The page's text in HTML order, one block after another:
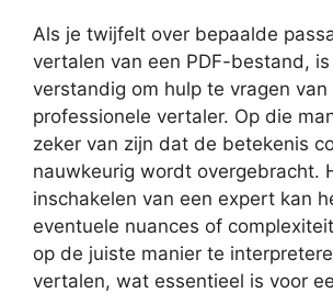
Als je twijfelt over bepaalde
vertalen van een PDF-bestand,
verstandig om hulp te vragen van
professionele vertaler. Op die
zeker van zijn dat de betekenis
nauwkeurig wordt overgebracht.
inschakelen van een expert kan
eventuele nuances of
op de juiste manier te
vertalen, wat essentieel is voor